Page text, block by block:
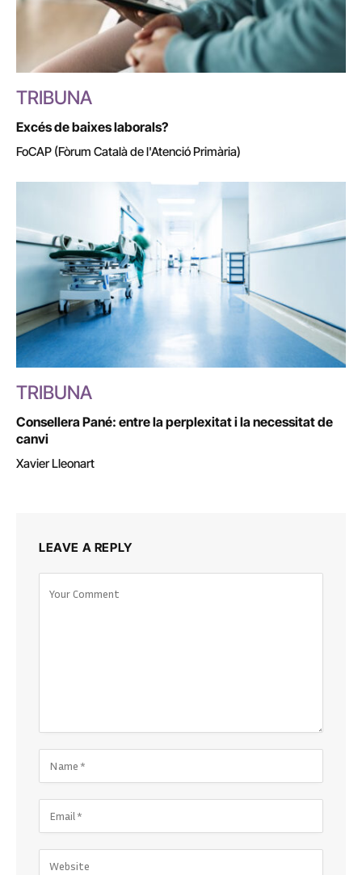
TRIBUNA
Excés de baixes laborals?
FoCAP (Fòrum Català de l'Atenció Primària)
TRIBUNA
Consellera Pané: entre la perplexitat i la necessitat de
canvi
Xavier Lleonart
LEAVE A REPLY